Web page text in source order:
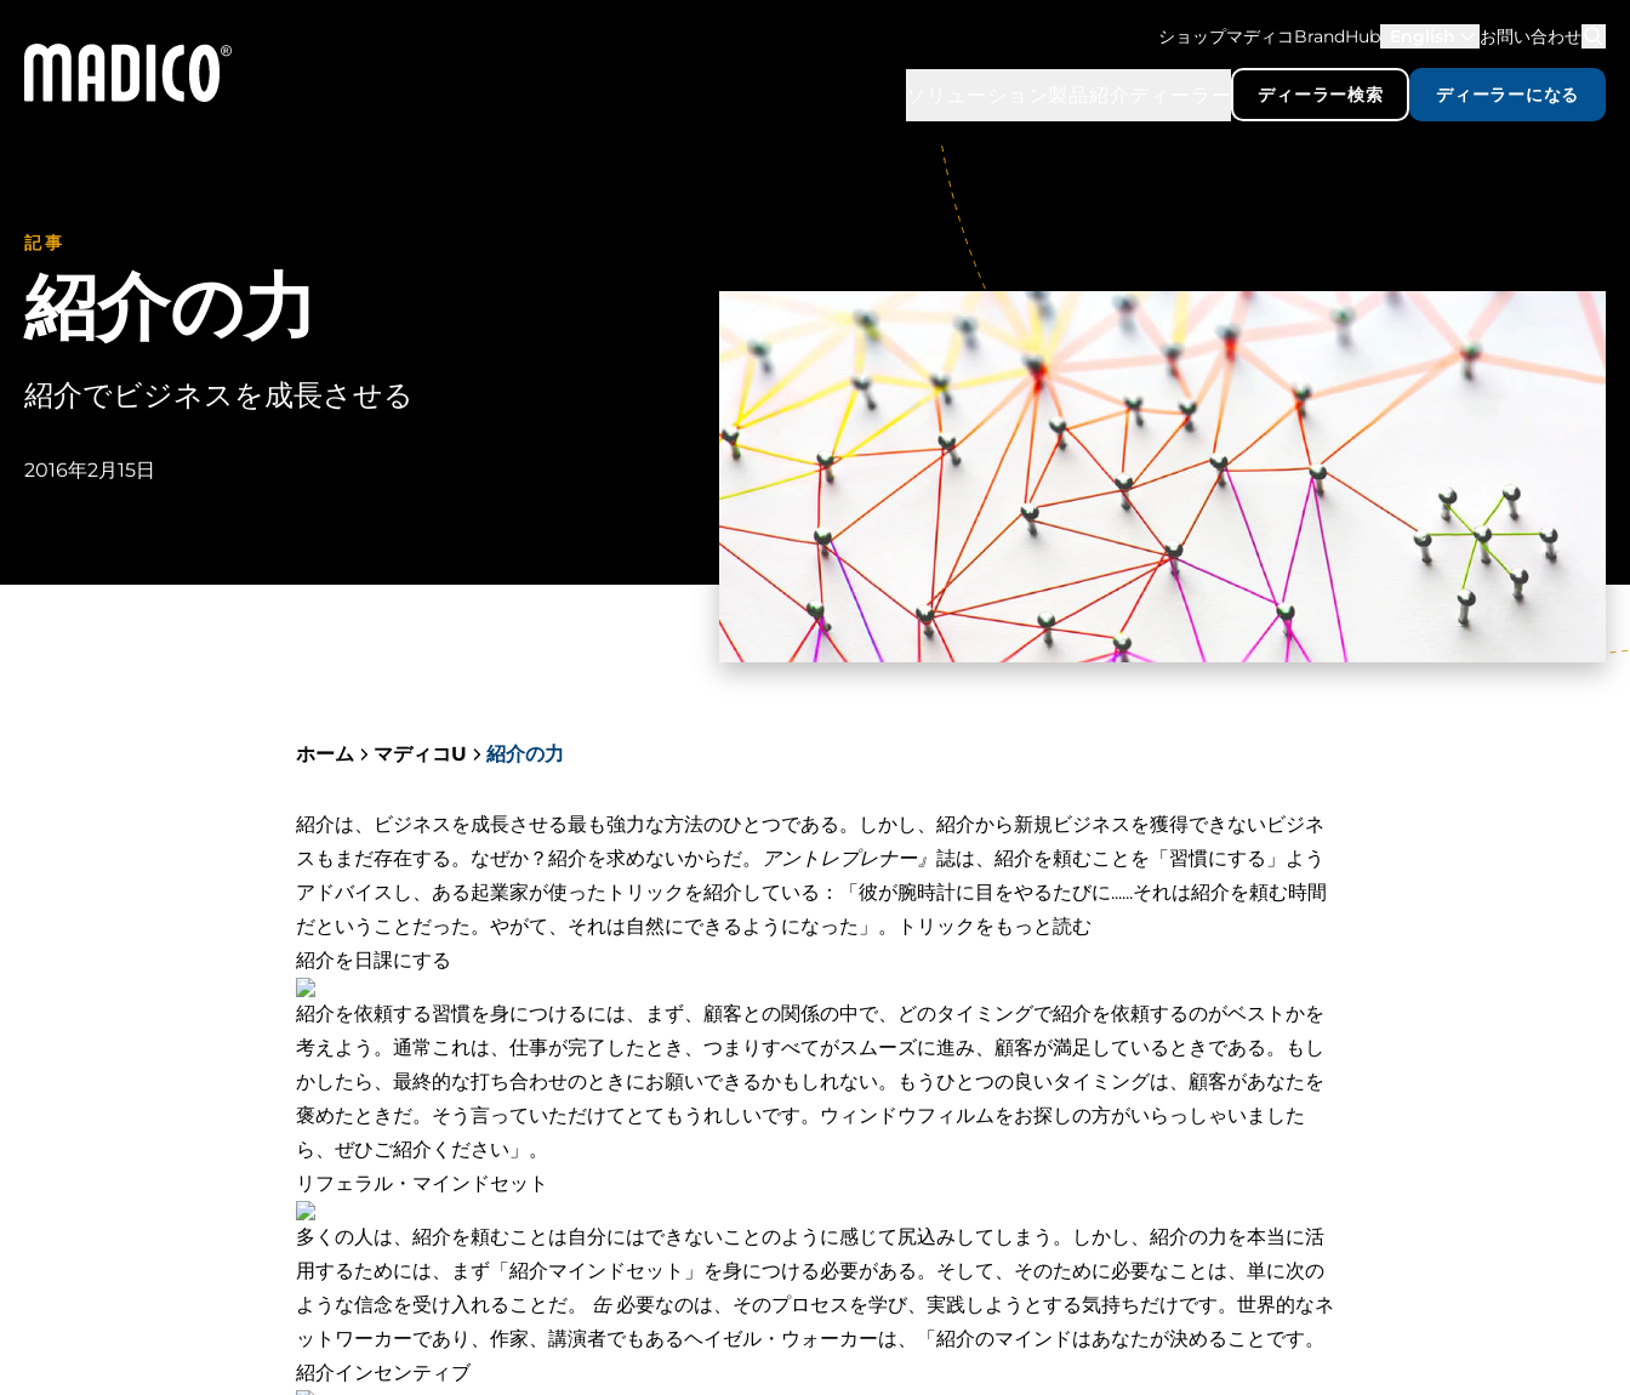
マディコ
ショップマディコBrandHub お問い合わせ
ディーラー検索 ディーラーになる
記事
紹介の力
紹介でビジネスを成長させる
2016年2月15日
ホーム マディコU 紹介の力
紹介は、ビジネスを成長させる最も強力な方法のひとつである。しかし、紹介から新規ビジネスを獲得できないビジネ
スもまだ存在する。なぜか？紹介を求めないからだ。
アントレプレナー』 誌は、紹介を頼むことを「習慣にする」よう
アドバイスし、ある起業家が使ったトリックを紹介している：「彼が腕時計に目をやるたびに......それは紹介を頼む時間
だということだった。やがて、それは自然にできるようになった」。
トリックをもっと読む
紹介を日課にする
紹介を依頼する習慣を身につけるには、まず、顧客との関係の中で、どのタイミングで紹介を依頼するのがベストかを
考えよう。通常これは、仕事が完了したとき、つまりすべてがスムーズに進み、顧客が満足しているときである。もし
かしたら、最終的な打ち合わせのときにお願いできるかもしれない。もうひとつの良いタイミングは、顧客があなたを
褒めたときだ。そう言っていただけてとてもうれしいです。ウィンドウフィルムをお探しの方がいらっしゃいました
ら、ぜひご紹介ください」。
リフェラル・マインドセット
多くの人は、紹介を頼むことは自分にはできないことのように感じて尻込みしてしまう。しかし、紹介の力を本当に活
用するためには、まず「紹介マインドセット」を身につける必要がある。そして、そのために必要なことは、単に次の
ような信念を受け入れることだ。 缶必要なのは、そのプロセスを学び、実践しようとする気持ちだけです。世界的なネ
ットワーカーであり、作家、講演者でもあるヘイゼル・ウォーカーは、「紹介のマインドはあなたが決めることです。
紹介インセンティブ